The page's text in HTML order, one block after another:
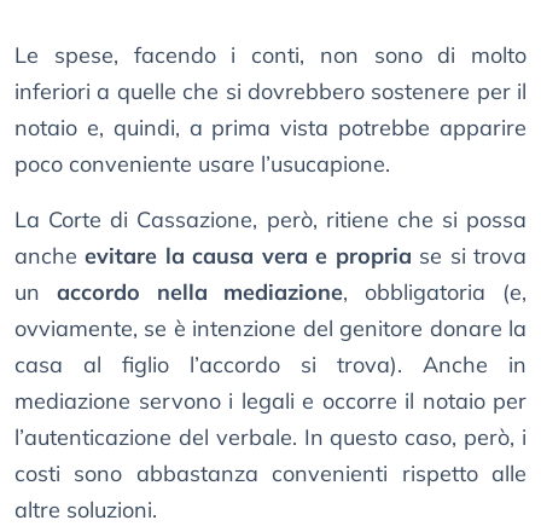
Le spese, facendo i conti, non sono di molto
inferiori a quelle che si dovrebbero sostenere per il
notaio e, quindi, a prima vista potrebbe apparire
poco conveniente usare l’usucapione.
La Corte di Cassazione, però, ritiene che si possa
ancheevitare la causa vera e propria se si trova
un accordo nella mediazione, obbligatoria (e,
ovviamente, se è intenzione del genitore donare la
casa al figlio l’accordo si trova). Anche in
mediazione servono i legali e occorre il notaio per
l’autenticazione del verbale. In questo caso, però, i
costi sono abbastanza convenienti rispetto alle
altre soluzioni.